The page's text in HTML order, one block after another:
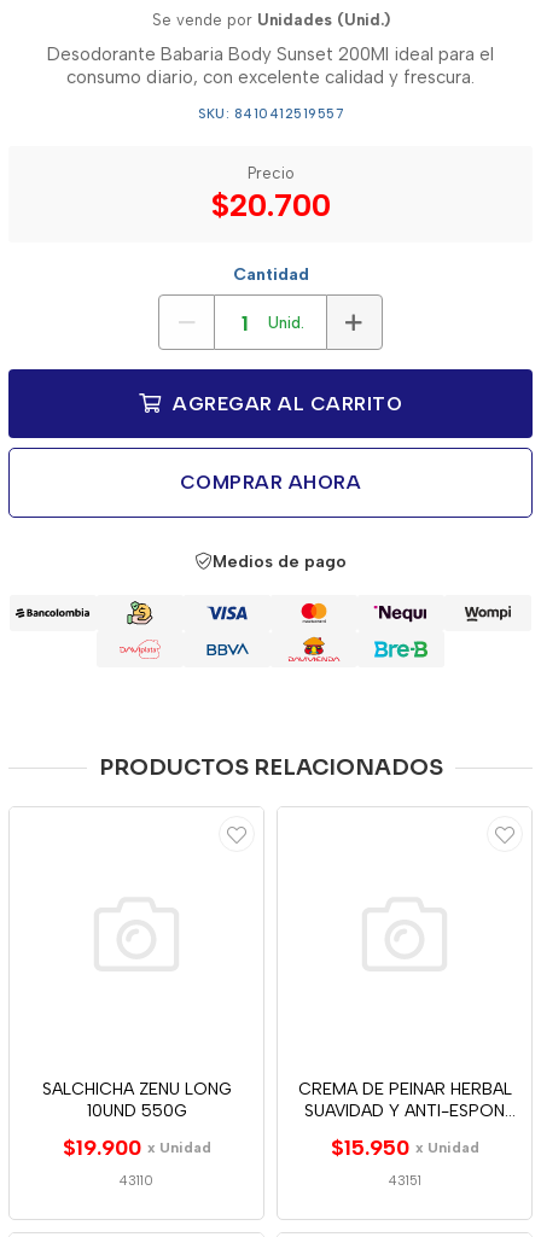
Se vende por Unidades (Unid.)
Desodorante Babaria Body Sunset 200Ml ideal para el
consumo diario, con excelente calidad y frescura.
SKU: 8410412519557
Precio
$20.700
Cantidad
Unid.
AGREGAR AL CARRITO
COMPRAR AHORA
Medios de pago
PRODUCTOS RELACIONADOS
SALCHICHA ZENU LONG
10UND 550G
$19.900 x Unidad
43110
CREMA DE PEINAR HERBAL
SUAVIDAD Y ANTI-ESPON
$15.950 x Unidad
43151